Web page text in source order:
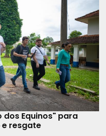
dos Equinos" para
resgate